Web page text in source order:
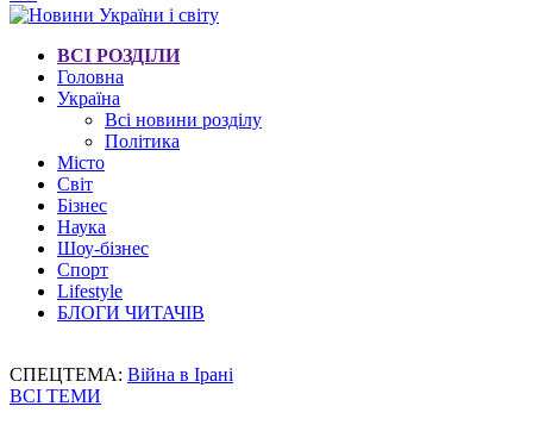
ВСІ РОЗДІЛИ
Головна
Україна
Всі новини розділу
Політика
Місто
Світ
Бізнес
Наука
Шоу-бізнес
Спорт
Lifestyle
БЛОГИ ЧИТАЧІВ
СПЕЦТЕМА: Війна в Ірані
ВСІ ТЕМИ